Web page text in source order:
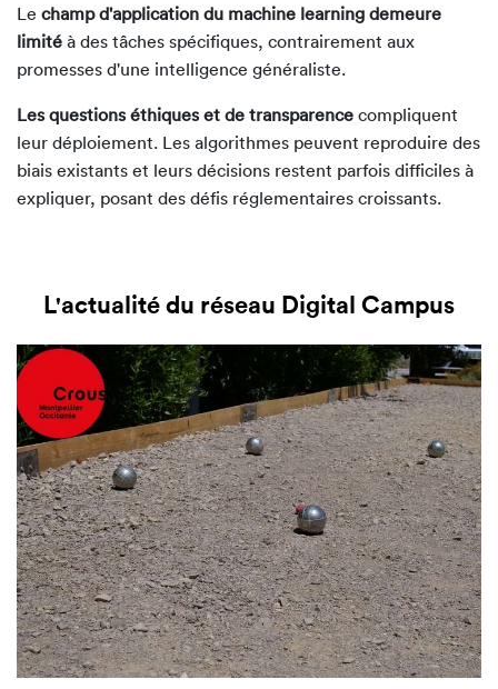
Le champ d'application du machine learning demeure
limité à des tâches spécifiques, contrairement aux
promesses d'une intelligence généraliste.
Les questions éthiques et de transparence compliquent
leur déploiement. Les algorithmes peuvent reproduire des
biais existants et leurs décisions restent parfois difficiles à
expliquer, posant des défis réglementaires croissants.
L'actualité du réseau Digital Campus